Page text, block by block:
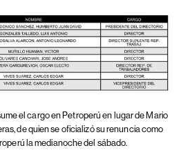
el cargo en Petroperú en lugar de Mario
de quien se oficializó su renuncia como
la medianoche del sábado.